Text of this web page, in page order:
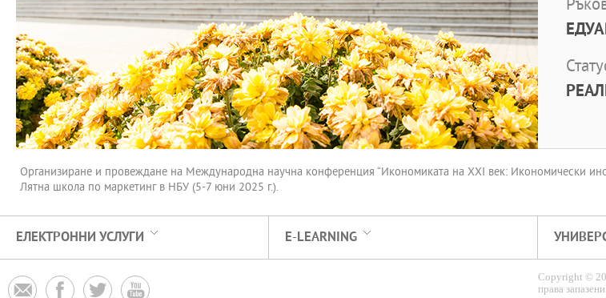
Организиране и провеждане на Международна научна конференция “Икономиката на XXI век: Икономически
Лятна школа по маркетинг в НБУ (5-7 юни 2025 г.).
ЕЛЕКТРОННИ УСЛУГИ E-LEARNING
   
Copyright ©
права запазени.